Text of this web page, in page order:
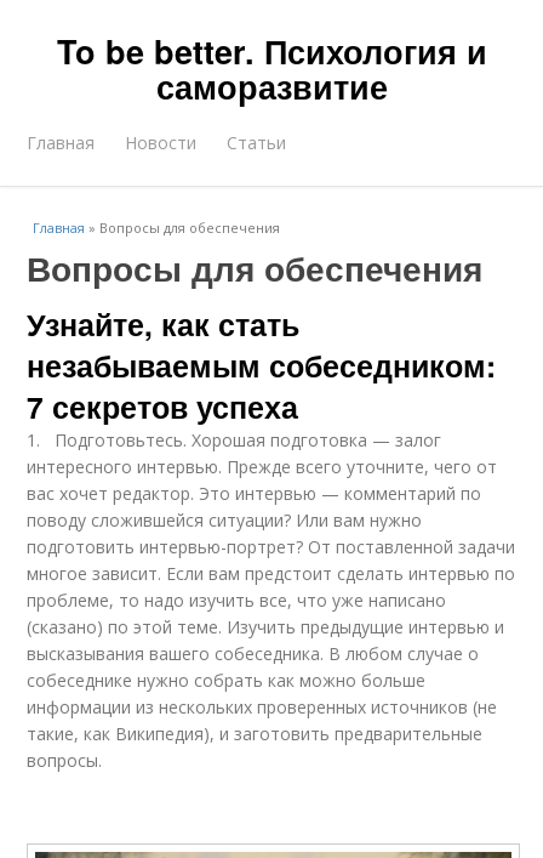
To be better. Психология и
саморазвитие
Главная Новости Статьи
Главная » Вопросы для обеспечения
Вопросы для обеспечения
Узнайте, как стать
незабываемым собеседником:
7 секретов успеха
1. Подготовьтесь. Хорошая подготовка — залог
интересного интервью. Прежде всего уточните, чего от
вас хочет редактор. Это интервью — комментарий по
поводу сложившейся ситуации? Или вам нужно
подготовить интервью-портрет? От поставленной задачи
многое зависит. Если вам предстоит сделать интервью по
проблеме, то надо изучить все, что уже написано
(сказано) по этой теме. Изучить предыдущие интервью и
высказывания вашего собеседника. В любом случае о
собеседнике нужно собрать как можно больше
информации из нескольких проверенных источников (не
такие, как Википедия), и заготовить предварительные
вопросы.